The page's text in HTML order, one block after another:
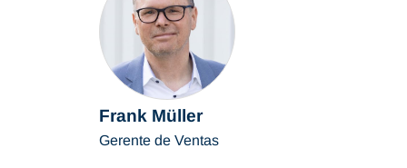
Frank Müller
Gerente de Ventas